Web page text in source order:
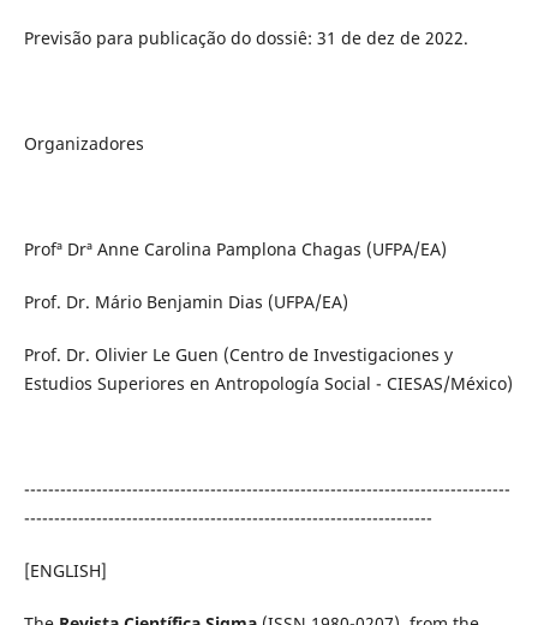
Previsão para publicação do dossiê: 31 de dez de 2022.
Organizadores
Profª Drª Anne Carolina Pamplona Chagas (UFPA/EA)
Prof. Dr. Mário Benjamin Dias (UFPA/EA)
Prof. Dr. Olivier Le Guen (Centro de Investigaciones y
Estudios Superiores en Antropología Social - CIESAS/México)
---------------------------------------------------------------------------------
--------------------------------------------------------------------
[ENGLISH]